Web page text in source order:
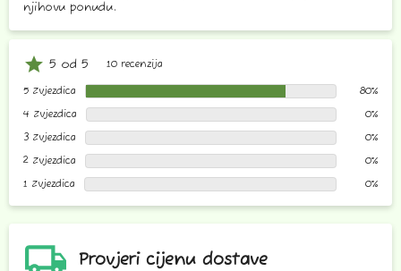
star 5 od 5 10 recenzija
5 Zvjezdica
80%
4 Zvjezdica
0%
3 Zvjezdica
0%
2 Zvjezdica
0%
1 Zvjezdica
0%
njihovu ponudu.
Provjeri cijenu dostave